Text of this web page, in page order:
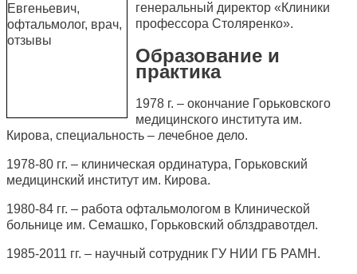
генеральный директор «Клиники
профессора Столяренко».
Образование и
практика
1978 г. – окончание Горьковского
медицинского института им.
Кирова, специальность – лечебное дело.
1978-80 гг. – клиническая ординатура, Горьковский
медицинский институт им. Кирова.
1980-84 гг. – работа офтальмологом в Клинической
больнице им. Семашко, Горьковский облздравотдел.
1985-2011 гг. – научный сотрудник ГУ НИИ ГБ РАМН.